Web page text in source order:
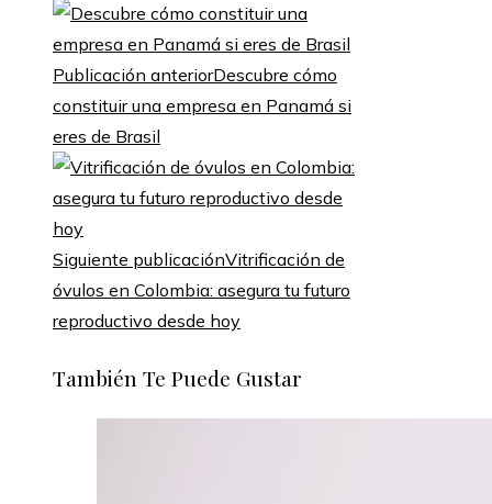
Publicación anteriorDescubre cómo
constituir una empresa en Panamá si
eres de Brasil
Siguiente publicaciónVitrificación de
óvulos en Colombia: asegura tu futuro
reproductivo desde hoy
También Te Puede Gustar